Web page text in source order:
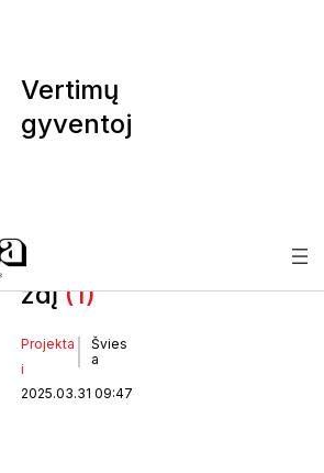
Vertimų
gyventoj
gandrali
zdį(1)
Projekta
i
Švies
a
2025.03.31 09:47